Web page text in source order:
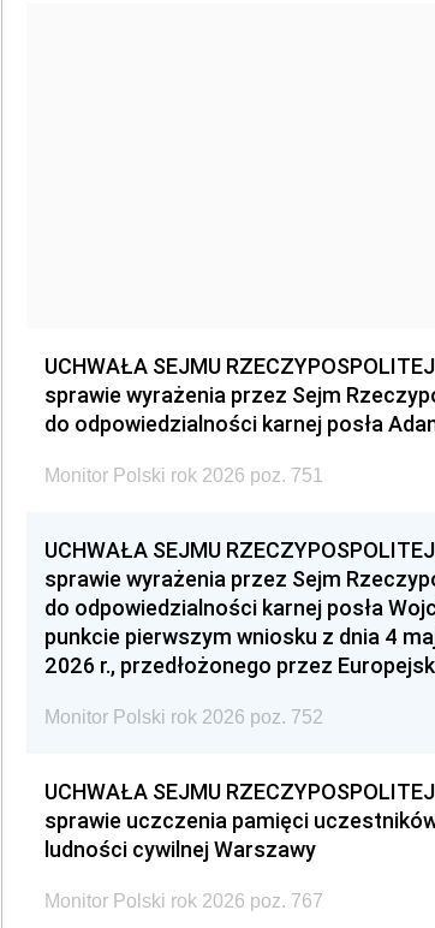
UCHWAŁA SEJMU
sprawie wyrażenia przez Sejm
do odpowiedzialności karnej posła
Monitor Polski rok 2026 poz. 751
UCHWAŁA SEJMU
sprawie wyrażenia przez Sejm
do odpowiedzialności karnej posła
punkcie pierwszym wniosku z dnia 4
2026 r., przedłożonego przez
Monitor Polski rok 2026 poz. 752
UCHWAŁA SEJMU
sprawie uczczenia pamięci
ludności cywilnej Warszawy
Monitor Polski rok 2026 poz. 767